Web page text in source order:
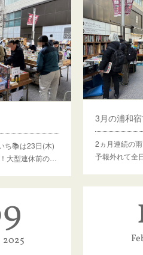
ち📚は23日(木)
大型連休前の…
2ヵ月連続の
予報外れて全
2025